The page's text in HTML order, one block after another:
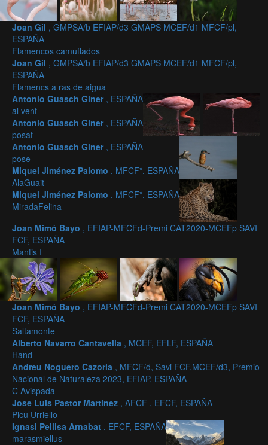
Joan Gil , GMPSA/b EFIAP/d3 GMAPS MCEF/d1 MFCF/pl,
ESPAÑA
Flamencos camuflados
Joan Gil , GMPSA/b EFIAP/d3 GMAPS MCEF/d1 MFCF/pl,
ESPAÑA
Flamencs a ras de aigua
Antonio Guasch Giner , ESPAÑA
al vent
Antonio Guasch Giner , ESPAÑA
posat
Antonio Guasch Giner , ESPAÑA
pose
Miquel Jiménez Palomo , MFCF*, ESPAÑA
AlaGuait
Miquel Jiménez Palomo , MFCF*, ESPAÑA
MiradaFelina
Joan Mimó Bayo , EFIAP-MFCFd-Premi CAT2020-MCEFp SAVI
FCF, ESPAÑA
Mantis I
Joan Mimó Bayo , EFIAP-MFCFd-Premi CAT2020-MCEFp SAVI
FCF, ESPAÑA
Saltamonte
Alberto Navarro Cantavella , MCEF, EFLF, ESPAÑA
Hand
Andreu Noguero Cazorla , MFCF/d, Savi FCF,MCEF/d3, Premio
Nacional de Naturaleza 2023, EFIAP, ESPAÑA
C Avispada
Jose Luis Pastor Martinez , AFCF , EFCF, ESPAÑA
Picu Urriello
Ignasi Pellisa Arnabat , EFCF, ESPAÑA
marasmiellus